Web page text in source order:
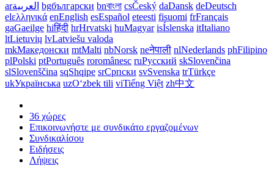
arالعربية bgбългарски bnবাংলা csČeský daDansk deDeutsch
elελληνικά enEnglish esEspañol eteesti fisuomi frFrançais
gaGaeilge hiहिंदी hrHrvatski huMagyar isÍslenska itItaliano
ltLietuvių lvLatviešu valoda
mkМакедонски mtMalti nbNorsk neनेपाली nlNederlands phFilipino
plPolski ptPortuguês roromânesc ruРусский skSlovenčina
slSlovenščina sqShqipe srСрпски svSvenska trTürkçe
ukУкраїнська uzOʻzbek tili viTiếng Việt zh中文
36 χώρες
Επικοινωνήστε με συνδικάτο εργαζομένων
Συνδικαλίσου
Ειδήσεις
Λήψεις